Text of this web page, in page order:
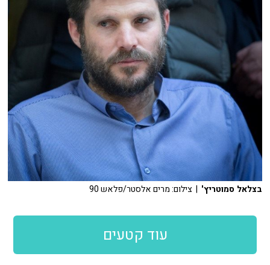
בצלאל סמוטריץ' | צילום: מרים אלסטר/פלאש 90
עוד קטעים